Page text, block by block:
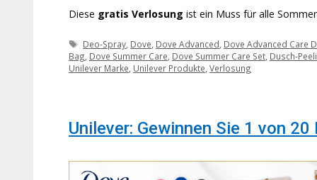
Diese gratis Verlosung ist ein Muss für alle
Schlagwörter
Deo-Spray, Dove, Dove Advanced, Dove Advanced Care
Bag, Dove Summer Care, Dove Summer Care Set, Dusch-
Unilever Marke, Unilever Produkte, Verlosung
Unilever: Gewinnen Sie 1 von